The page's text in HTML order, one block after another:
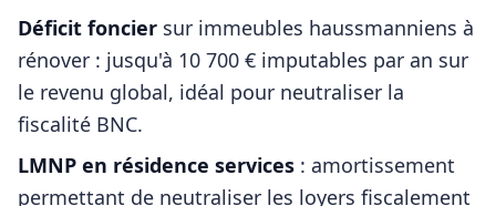
Déficit foncier sur immeubles haussmanniens à
rénover : jusqu'à 10 700 € imputables par an sur
le revenu global, idéal pour neutraliser la
fiscalité BNC.
LMNP en résidence services : amortissement
permettant de neutraliser les loyers fiscalement